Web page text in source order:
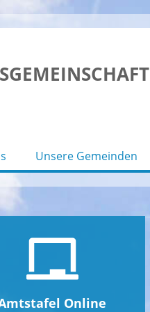
Unsere Gemeinden
Online